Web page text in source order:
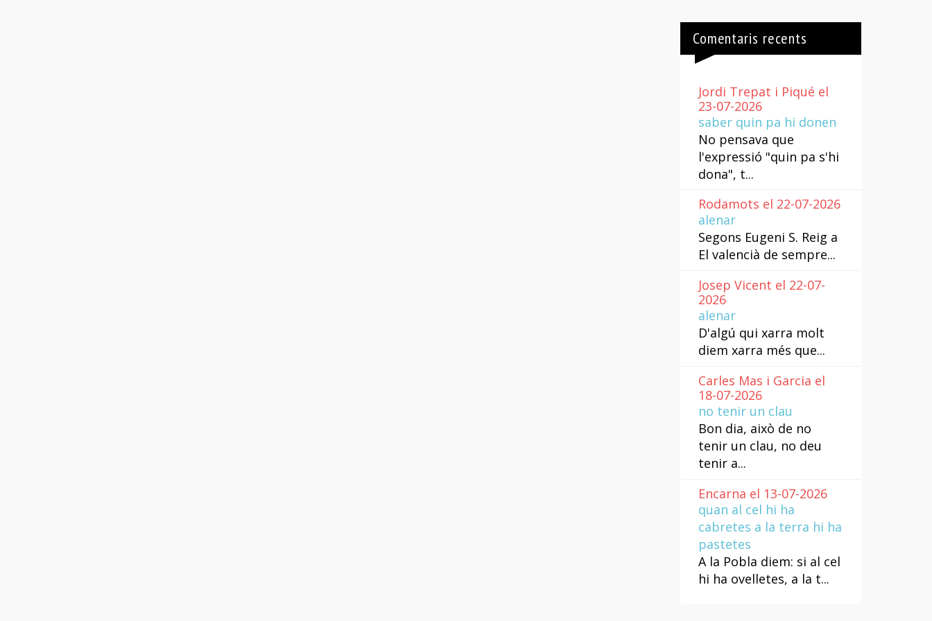
Comentaris recents
Jordi Trepat i Piqué el
23-07-2026
saber quin pa hi donen
No pensava que
l'expressió "quin pa s'hi
dona", t...
Rodamots el 22-07-2026
alenar
Segons Eugeni S. Reig a
El valencià de sempre...
Josep Vicent el 22-07-
2026
alenar
D'algú qui xarra molt
diem xarra més que...
Carles Mas i Garcia el
18-07-2026
no tenir un clau
Bon dia, això de no
tenir un clau, no deu
tenir a...
Encarna el 13-07-2026
quan al cel hi ha
cabretes a la terra hi ha
pastetes
A la Pobla diem: si al cel
hi ha ovelletes, a la t...